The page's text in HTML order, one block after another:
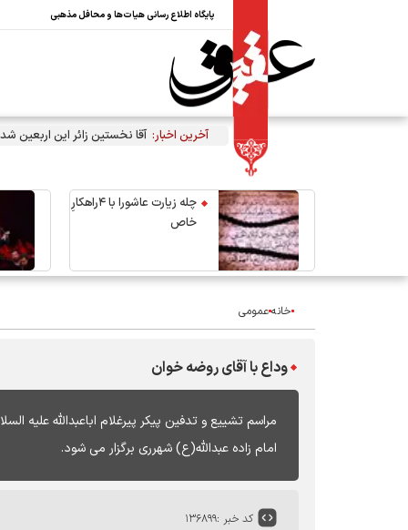
پایگاه اطلاع رسانی هیات‌ها و محافل مذهبی
آخرین اخبار: آقا نخستین زائر این اربعین
چله زیارت عاشورا با ۴راهکارِ
خاص
خانهعمومی
وداع با آقای روضه خوان
امام زاده عبدالله(ع) شهرری برگزار می شود.
کد خبر :۱۳۶۸۹۹